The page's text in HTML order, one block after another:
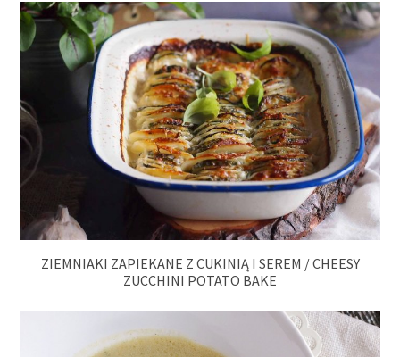
ZIEMNIAKI ZAPIEKANE Z CUKINIĄ I SEREM / CHEESY
ZUCCHINI POTATO BAKE